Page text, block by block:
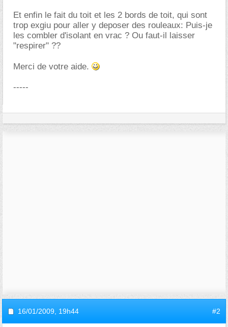
Et enfin le fait du toit et les 2 bords de toit, qui sont
trop exgiu pour aller y deposer des rouleaux: Puis-je
les combler d'isolant en vrac ? Ou faut-il laisser
"respirer" ??
Merci de votre aide.
-----
16/01/2009, 19h44 #2